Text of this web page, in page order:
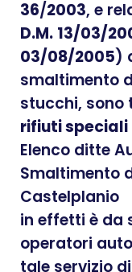
36/2003, e
D.M. 13/03/
03/08/2005)
smaltimento
stucchi, sono
rifiuti speciali
Elenco ditte
Smaltimento
Castelplanio
in effetti è da
operatori
tale servizio